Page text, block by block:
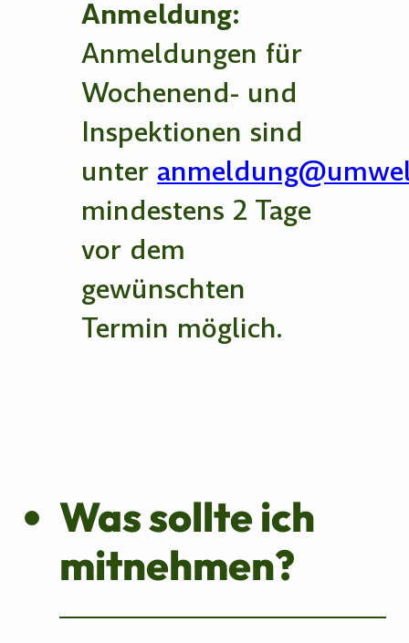
Anmeldung:
Anmeldungen für
Wochenend- und
Inspektionen sind
unter
mindestens 2 Tage
vor dem
gewünschten
Termin möglich.
Was sollte ich
mitnehmen?